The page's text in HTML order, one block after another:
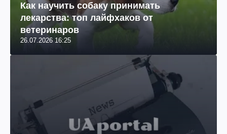
Как научить собаку принимать
лекарства: топ лайфхаков от
ветеринаров
26.07.2026 16:25